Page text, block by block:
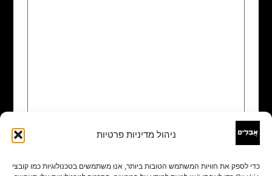
ניהול מדיניות פרטיות
כדי לספק את חוויות המשתמש הטובות ביותר, אנו משתמשים בטכנולוגיות כמו קובצי
שם